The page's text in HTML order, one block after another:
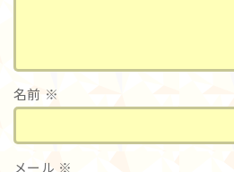
名前 ※
メール ※